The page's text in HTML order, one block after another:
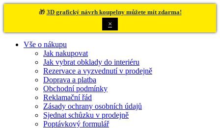
🎁 3D grafický návrh koupelny můžete mít zdarma!
×
Vše o nákupu
Jak nakupovat
Jak vybrat obklady do interiéru
Rezervace a vyzvednutí v prodejně
Doprava a platba
Obchodní podmínky
Reklamační řád
Zásady ochrany osobních údajů
Sjednat schůzku v prodejně
Poptávkový formulář